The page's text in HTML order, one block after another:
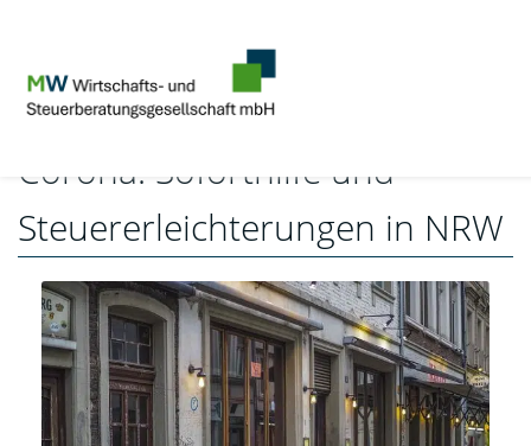
Corona: Soforthilfe und
Steuererleichterungen in NRW